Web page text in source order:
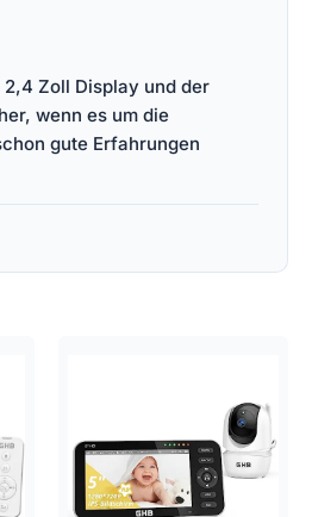
Zoll Display und der
wenn es um die
gute Erfahrungen